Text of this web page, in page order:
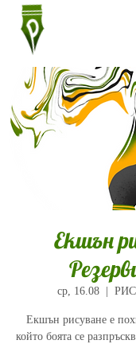
Екшън
ср, 16.08
  |
Екшън рисуване е
който боята се